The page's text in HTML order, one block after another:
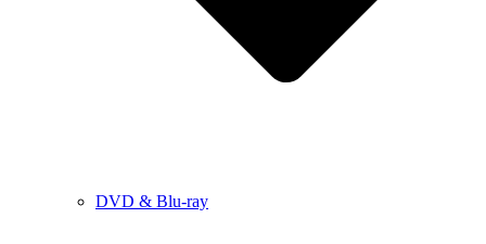
DVD & Blu-ray